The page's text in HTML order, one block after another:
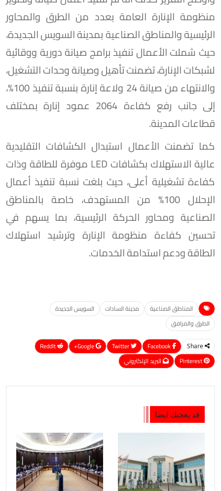
منظومة الإنارة العامة بعدد من الطرق والمحاور
الرئيسية والمناطق الصناعية بمدينة السويس الجديدة،
حيث شملت الأعمال تنفيذ برامج صيانة دورية ووقائية
لشبكات الإنارة، تضمنت تأهيل وصيانة وحدات التشغيل،
والانتهاء من صيانة 24 ولاعة إنارة بنسبة تنفيذ 100%،
إلى جانب رفع كفاءة 2064 عمود إنارة بمختلف
قطاعات المدينة.
كما تضمنت الأعمال استبدال الكشافات التقليدية
عالية الاستهلاك بكشافات LED موفرة للطاقة وذات
كفاءة تشغيلية أعلى، حيث بلغت نسبة تنفيذ أعمال
الإحلال 100% من المستهدف، خاصة بالمناطق
الصناعية ومحاور الحركة الرئيسية، بما يسهم في
تحسين كفاءة منظومة الإنارة وترشيد استهلاك
الطاقة ودعم استدامة الخدمات.
المناطق الصناعية مدينة السادات
السويس الجديدة
الطرق والمرافق
Share
Google+
ReddIt
Pinterest
البريد الإلكتروني
قد يعجبك ايضا